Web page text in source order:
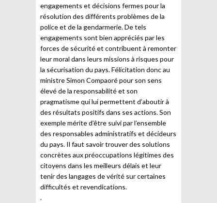
engagements et décisions fermes pour la
résolution des différents problèmes de la
police et de la gendarmerie. De tels
engagements sont bien appréciés par les
forces de sécurité et contribuent à remonter
leur moral dans leurs missions à risques pour
la sécurisation du pays. Félicitation donc au
ministre Simon Compaoré pour son sens
élevé de la responsabilité et son
pragmatisme qui lui permettent d’aboutir à
des résultats positifs dans ses actions. Son
exemple mérite d’être suivi par l’ensemble
des responsables administratifs et décideurs
du pays. Il faut savoir trouver des solutions
concrètes aux préoccupations légitimes des
citoyens dans les meilleurs délais et leur
tenir des langages de vérité sur certaines
difficultés et revendications.
.